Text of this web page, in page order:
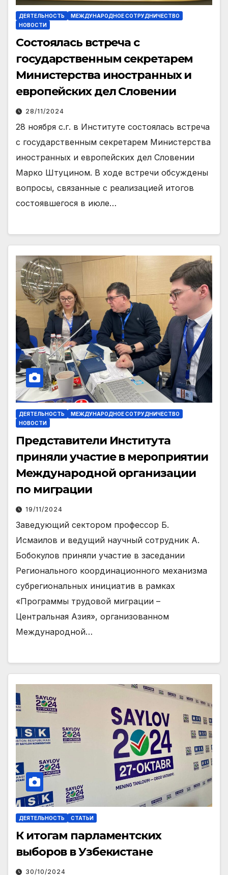
ДЕЯТЕЛЬНОСТЬ
МЕЖДУНАРОДНОЕ СОТРУДНИЧЕСТВО
НОВОСТИ
Состоялась встреча с
государственным секретарем
Министерства иностранных и
европейских дел Словении
28/11/2024
28 ноября с.г. в Институте состоялась встреча
с государственным секретарем Министерства
иностранных и европейских дел Словении
Марко Штуцином. В ходе встречи обсуждены
вопросы, связанные с реализацией итогов
состоявшегося в июле…
ДЕЯТЕЛЬНОСТЬ
МЕЖДУНАРОДНОЕ СОТРУДНИЧЕСТВО
НОВОСТИ
Представители Института
приняли участие в мероприятии
Международной организации
по миграции
19/11/2024
Заведующий сектором профессор Б.
Исмаилов и ведущий научный сотрудник А.
Бобокулов приняли участие в заседании
Регионального координационного механизма
субрегиональных инициатив в рамках
«Программы трудовой миграции –
Центральная Азия», организованном
Международной…
ДЕЯТЕЛЬНОСТЬ СТАТЬИ
К итогам парламентских
выборов в Узбекистане
30/10/2024